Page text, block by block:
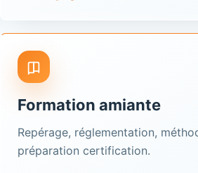
Formation amiante
Repérage, réglementation,
préparation certification.